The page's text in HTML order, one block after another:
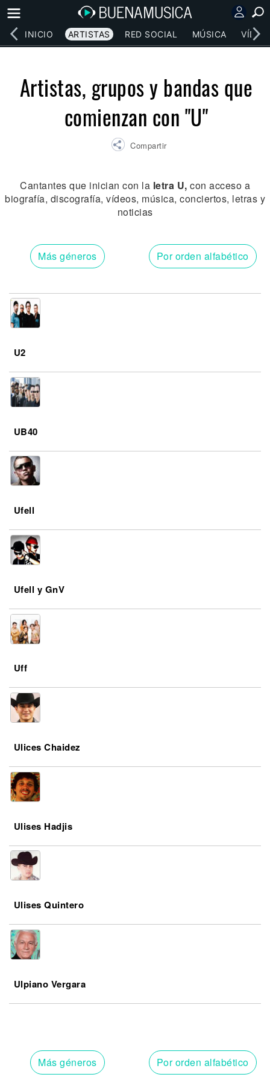
INICIO ARTISTAS RED SOCIAL MÚSICA
Artistas, grupos y bandas que
comienzan con "U"
Compartir
Cantantes que inician con la letra U, con acceso a
biografía, discografía, vídeos, música, conciertos, letras y
noticias
Más géneros Por orden alfabético
U2
UB40
Ufell
Ufell y GnV
Uff
Ulices Chaidez
Ulises Hadjis
Ulises Quintero
Ulpiano Vergara
Más géneros Por orden alfabético